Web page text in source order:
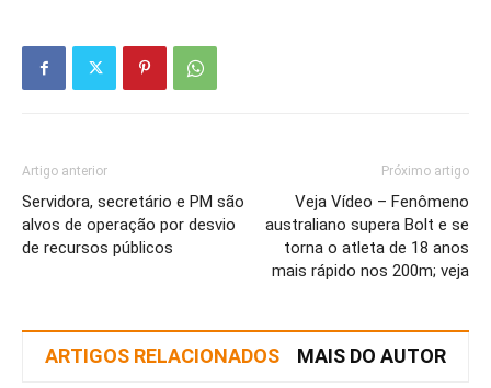
Artigo anterior
Servidora, secretário e PM são
alvos de operação por desvio
de recursos públicos
Próximo artigo
Veja Vídeo – Fenômeno
australiano supera Bolt e se
torna o atleta de 18 anos
mais rápido nos 200m; veja
ARTIGOS RELACIONADOS MAIS DO AUTOR